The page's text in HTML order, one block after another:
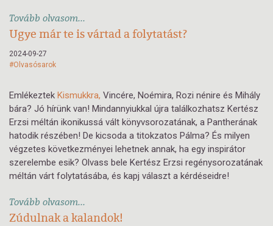
Tovább olvasom...
Ugye már te is vártad a folytatást?
2024-09-27
#Olvasósarok
Emlékeztek Kismukkra, Vincére, Noémira, Rozi nénire és Mihály
bára? Jó hírünk van! Mindannyiukkal újra találkozhatsz Kertész
Erzsi méltán ikonikussá vált könyvsorozatának, a Pantherának
hatodik részében! De kicsoda a titokzatos Pálma? És milyen
végzetes következményei lehetnek annak, ha egy inspirátor
szerelembe esik? Olvass bele Kertész Erzsi regénysorozatának
méltán várt folytatásába, és kapj választ a kérdéseidre!
Tovább olvasom...
Zúdulnak a kalandok!